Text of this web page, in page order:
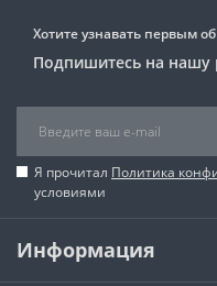
Хотите узнавать первым
Подпишитесь на нашу
Я прочитал Политика
условиями
Информация